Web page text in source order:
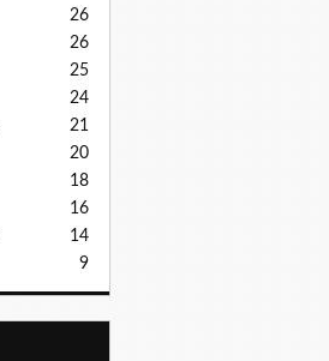
26
26
25
24
21
20
18
16
14
9